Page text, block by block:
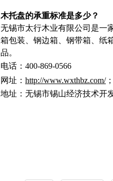
木托盘的承重标准是多少？
无锡市太行木业有限公司是一
箱包装、钢边箱、钢带箱、纸
品。
电话：400-869-0566
网址： http://www.wxthbz.com/；
地址：无锡市锡山经济技术开